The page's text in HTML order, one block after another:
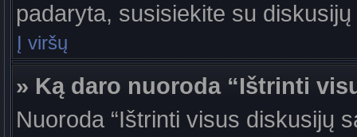
padaryta, susisiekite su
Į viršų
» Ką daro nuoroda “Ištrinti
Nuoroda “Ištrinti visus diskusijų